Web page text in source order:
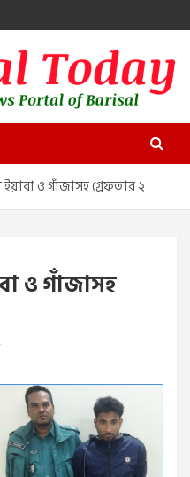
ও গাঁজাসহ গ্রেফতার ২
ও গাঁজাসহ